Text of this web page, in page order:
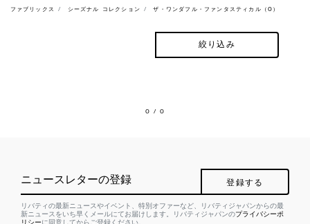
ファブリックス シーズナル コレクション ザ・ワンダフル・ファンタスティカル（0）
絞り込み
0 / 0
ニュースレターの登録 登録する
リバティの最新ニュースやイベント、特別オファーなど、リバティジャパンからの最
新ニュースをいち早くメールにてお届けします。リバティジャパンのプライバシーポ